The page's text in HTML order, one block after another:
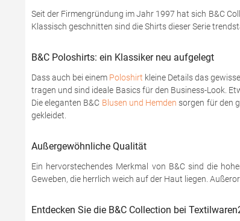
Seit der Firmengründung im Jahr 1997 hat sich B&C
Klassisch geschnitten sind die Shirts dieser Serie
B&C Poloshirts: ein Klassiker neu aufgelegt
Dass auch bei einem Poloshirt kleine Details das
tragen und sind ideale Basics für den Business-Look.
Die eleganten B&C Blusen und Hemden sorgen für den
gekleidet.
Außergewöhnliche Qualität
Ein hervorstechendes Merkmal von B&C sind die
Geweben, die herrlich weich auf der Haut liegen.
Entdecken Sie die B&C Collection bei